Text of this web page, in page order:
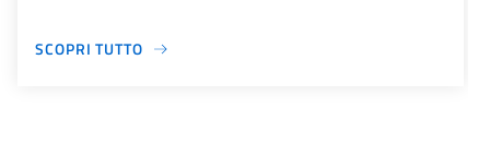
SCOPRI TUTTO